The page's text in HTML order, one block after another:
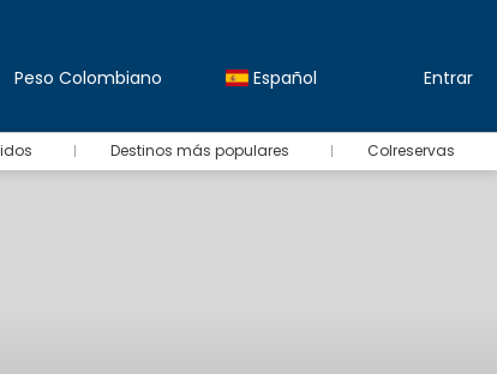
Peso Colombiano Español Entrar
Destinos más populares Colreservas